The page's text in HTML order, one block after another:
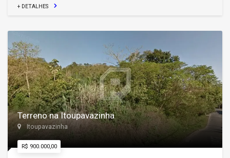
+ DETALHES
Terreno na Itoupavazinha
Itoupavazinha
R$ 900.000,00